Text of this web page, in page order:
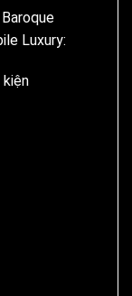
Luxury:
kiện